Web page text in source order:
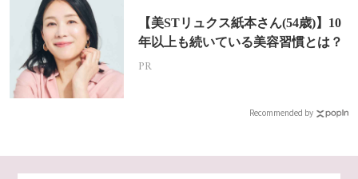
【美STリュクス紙本さん(54歳)】10
年以上も続いている美容習慣とは？
PR
Recommended by